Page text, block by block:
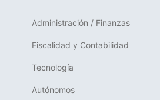
Administración / Finanzas
Fiscalidad y Contabilidad
Tecnología
Autónomos